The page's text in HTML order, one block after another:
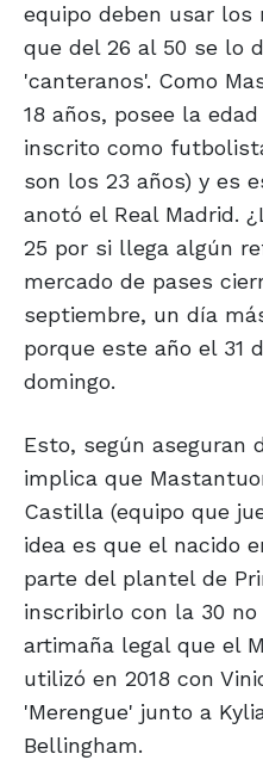
equipo deben usar los
que del 26 al 50 se lo
'canteranos'. Como
18 años, posee la
inscrito como
son los 23 años) y es
anotó el Real Madrid.
25 por si llega algún
mercado de pases
septiembre, un día
porque este año el 31
domingo.
Esto, según aseguran
implica que
Castilla (equipo que
idea es que el nacido
parte del plantel de
inscribirlo con la 30
artimaña legal que el
utilizó en 2018 con
'Merengue' junto a
Bellingham.